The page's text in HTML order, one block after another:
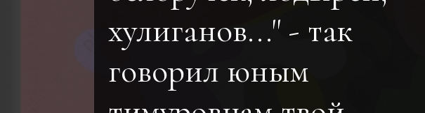
хулиганов..." - так
говорил юным